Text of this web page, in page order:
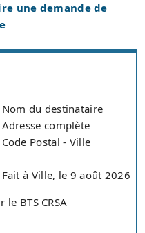
une demande de
Nom du destinataire
Adresse complète
Code Postal - Ville
Fait à Ville, le 9 août 2026
BTS CRSA